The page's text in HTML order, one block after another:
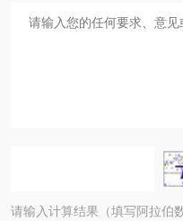
请输入计算结果（填写阿拉伯